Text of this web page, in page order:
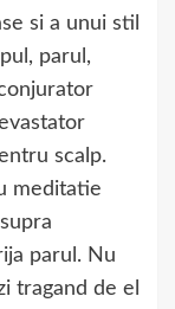
si a unui stil
parul,
scalp.
meditatie
parul. Nu
tragand de el